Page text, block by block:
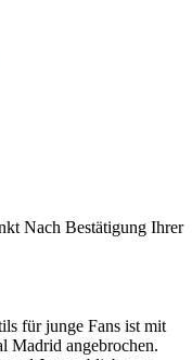
Nach Bestätigung Ihrer
für junge Fans ist mit
Madrid angebrochen.